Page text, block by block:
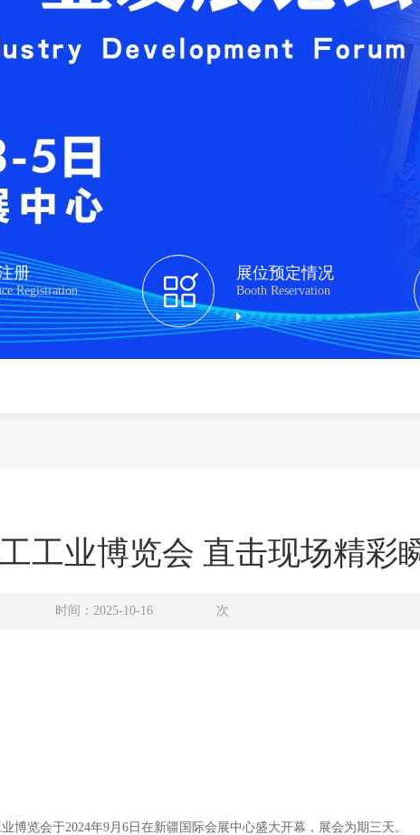
册
Registration
展位预定情况
Booth Reservation
工业博览会 直击现场精彩
时间：2025-10-16 次
博览会于2024年9月6日在新疆国际会展中心盛大开幕，展会为期三天。